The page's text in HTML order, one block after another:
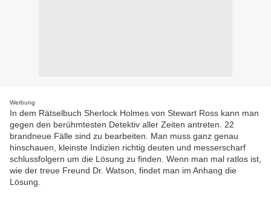
Werbung
In dem Rätselbuch Sherlock Holmes von Stewart Ross kann man
gegen den berühmtesten Detektiv aller Zeiten antreten. 22
brandneue Fälle sind zu bearbeiten. Man muss ganz genau
hinschauen, kleinste Indizien richtig deuten und messerscharf
schlussfolgern um die Lösung zu finden. Wenn man mal ratlos ist,
wie der treue Freund Dr. Watson, findet man im Anhang die
Lösung.